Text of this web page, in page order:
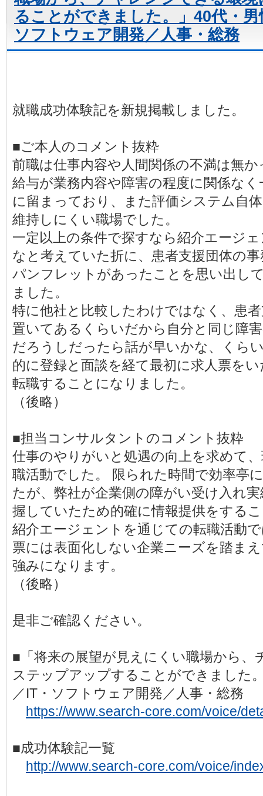
ることができました。」40代・
ソフトウェア開発／人事・総務
就職成功体験記を新規掲載しました。
■ご本人のコメント抜粋
前職は仕事内容や人間関係の不満は無
給与が業務内容や障害の程度に関係な
に留まっており、また評価システム自
維持しにくい職場でした。
一定以上の条件で探すなら紹介エージ
なと考えていた折に、患者支援団体の
パンフレットがあったことを思い出し
ました。
特に他社と比較したわけではなく、患
置いてあるくらいだから自分と同じ障
だろうしだったら話が早いかな、くら
的に登録と面談を経て最初に求人票を
転職することになりました。
（後略）
■担当コンサルタントのコメント抜粋
仕事のやりがいと処遇の向上を求めて
職活動でした。 限られた時間で効率亭
たが、弊社が企業側の障がい受け入れ
握していたため的確に情報提供をする
紹介エージェントを通じての転職活動
票には表面化しない企業ニーズを踏ま
強みになります。
（後略）
是非ご確認ください。
■「将来の展望が見えにくい職場から、
ステップアップすることができました
／IT・ソフトウェア開発／人事・
https://www.search-core.com/voice/
■成功体験記一覧
http://www.search-core.com/voice/